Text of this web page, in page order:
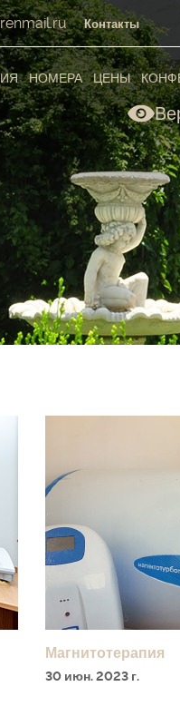
Контакты
НОМЕРА ЦЕНЫ
Магнитотерапия
30 июн. 2023 г.